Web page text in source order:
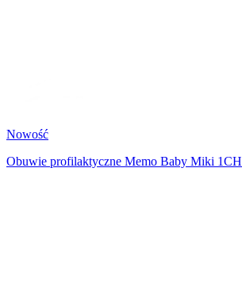
Nowość
Obuwie profilaktyczne Memo Baby Miki 1CH